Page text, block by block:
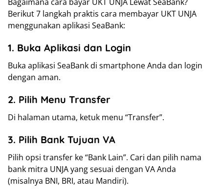
Berikut 7 langkah praktis cara membayar UKT UNJA
menggunakan aplikasi SeaBank:
1. Buka Aplikasi dan Login
Buka aplikasi SeaBank di smartphone Anda dan login
dengan aman.
2. Pilih Menu Transfer
Di halaman utama, ketuk menu “Transfer”.
3. Pilih Bank Tujuan VA
Pilih opsi transfer ke “Bank Lain”. Cari dan pilih nama
bank mitra UNJA yang sesuai dengan VA Anda
(misalnya BNI, BRI, atau Mandiri).